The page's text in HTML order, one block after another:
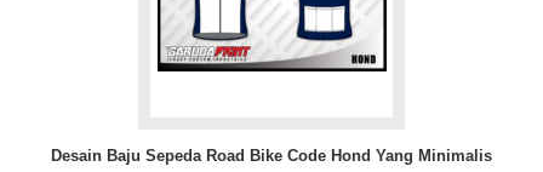
Desain Baju Sepeda Road Bike Code Hond Yang Minimalis